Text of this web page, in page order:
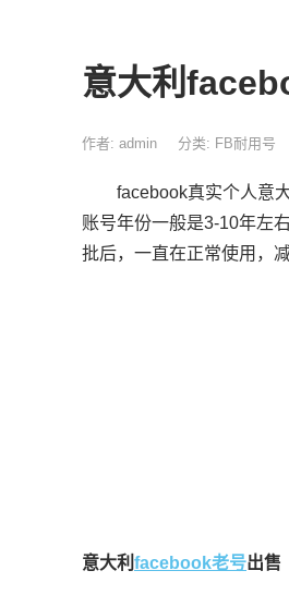
意大利
作者: admin 分类: FB耐用号
facebook真实个人意大
账号年份一般是3-10年左
批后，一直在正常使用，
意大利 facebook老号出售